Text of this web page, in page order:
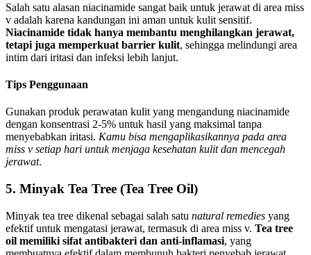
Salah satu alasan niacinamide sangat baik untuk jerawat di area miss
v adalah karena kandungan ini aman untuk kulit sensitif.
Niacinamide tidak hanya membantu menghilangkan jerawat,
tetapi juga memperkuat barrier kulit, sehingga melindungi area
intim dari iritasi dan infeksi lebih lanjut.
Tips Penggunaan
Gunakan produk perawatan kulit yang mengandung niacinamide
dengan konsentrasi 2-5% untuk hasil yang maksimal tanpa
menyebabkan iritasi. Kamu bisa mengaplikasikannya pada area
miss v setiap hari untuk menjaga kesehatan kulit dan mencegah
jerawat.
5. Minyak Tea Tree (Tea Tree Oil)
Minyak tea tree dikenal sebagai salah satu natural remedies yang
efektif untuk mengatasi jerawat, termasuk di area miss v. Tea tree
oil memiliki sifat antibakteri dan anti-inflamasi, yang